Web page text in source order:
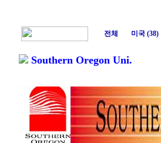
전체 미국 (38)
Southern Oregon Uni.